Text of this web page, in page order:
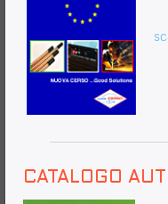
CATALOGO